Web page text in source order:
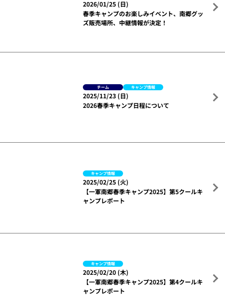
2026/01/25 (日)
春季キャンプのお楽しみイベント、南郷グッ
ズ販売場所、中継情報が決定！
チーム キャンプ情報
2025/11/23 (日)
2026春季キャンプ日程について
キャンプ情報
2025/02/25 (火)
【一軍南郷春季キャンプ2025】第5クールキ
ャンプレポート
キャンプ情報
2025/02/20 (木)
【一軍南郷春季キャンプ2025】第4クールキ
ャンプレポート